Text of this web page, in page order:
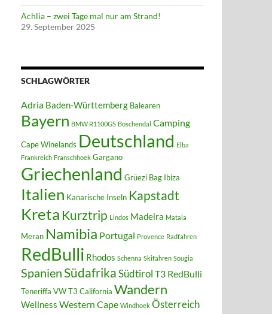
Achlia – zwei Tage mal nur am Strand!
29. September 2025
SCHLAGWÖRTER
Adria Baden-Württemberg Balearen
Bayern BMW R1100GS Boschendal Camping
Cape Winelands Deutschland Elba
Frankreich Franschhoek Gargano
Griechenland Grüezi Bag Ibiza
Italien Kanarische Inseln Kapstadt
Kreta Kurztrip Lindos Madeira Matala
Meran Namibia Portugal Provence Radfahren
RedBulli Rhodos Schenna Skifahren Sougia
SpanienSüdafrikaSüdtirol T3 RedBulli
Teneriffa VW T3 California Wandern
Wellness Western Cape Windhoek Österreich